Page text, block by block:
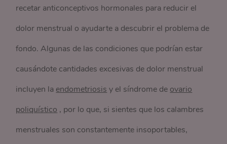
recetar anticonceptivos hormonales para reducir el
dolor menstrual o ayudarte a descubrir el problema de
fondo. Algunas de las condiciones que podrían estar
causándote cantidades excesivas de dolor menstrual
incluyen la endometriosis y el síndrome de ovario
poliquístico , por lo que, si sientes que los calambres
menstruales son constantemente insoportables,